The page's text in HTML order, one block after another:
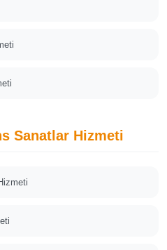
Sanatlar Hizmeti